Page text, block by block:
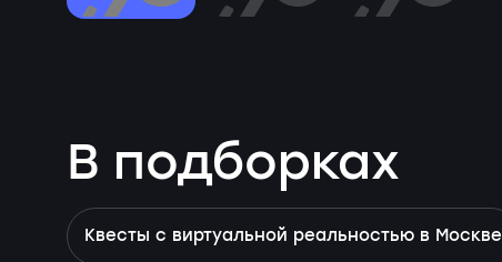
В подборках
Квесты с виртуальной реальностью в Москве